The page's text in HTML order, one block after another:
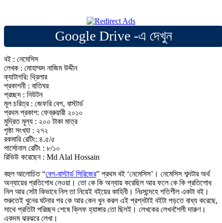
Google Drive -এ দেখুন
বই : নেমেসিস
লেখক : মোহাম্মদ নাজিম উদ্দীন
ক্যাটাগরি: থ্রিলার
প্রকাশনী : বাতিঘর
প্রচ্ছদ : নিউটন
মূল চরিত্র : জেফরি বেগ, বাস্টার্ড
প্রথম প্রকাশ: ফেব্রুয়ারী ২০১০
মুদ্রিত মূল্য : ২০০ টাকা মাত্র
পৃষ্ঠা সংখ্যা : ২৭২
রকমারি রেটিং: ৪.৫/৫
পার্সোনাল রেটিং : ৮/১০
রিভিউ করেছেন : Md Alal Hossain
বহুল আলোচিত “বেগ-বাস্টার্ড সিরিজের” প্রথম বই ‘নেমেসিস’। নেমেসিস শব্দটার অর্থ
অন্যায়ের প্রতিশোধ নেওয়া। তো কে কি অন্যায় করেছিল আর ফলে কে কি প্রতিশোধ
নিল আর সেটা কিভাবে নিল তা নিয়েই বইয়ের কাহিনী। নিঃসন্দেহে গতিশীল একটা বই।
শুরুতেই খুনের ঘটনার পর কে আর কেন খুন করল এই প্রশ্নটাই বইটা পড়তে বাধ্য করেছে,
সাথে প্রতিটা পরিচ্ছদ শেষে ক্লিফ হ্যাঙ্গার তো ছিলই। লেখকের লেখনশৈলী দারুণ।
একদম ঝরঝরে লেখা।